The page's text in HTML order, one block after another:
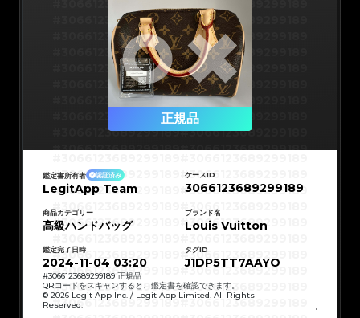
#3066123689299189#3066123689299189
#3066123689299189#3066123689299189
#3066123689299189#3066123689299189
#3066123689299189#3066123689299189
#3066123689299189#3066123689299189
#3066123689299189#3066123689299189
#3066123689299189#3066123689299189
#3066123689299189#3066123689299189
#3066123689299189#3066123689299189
#3066123689299189
#3066123689299189
#3066123689299189
#3066123689299189
#3066123689299189
#3066123689299189
#3066123689299189
#3066123689299189
#3066123689299189
#3066123689299189
#3066123689299189
#3066123689299189
#3066123689299189
#3066123689299189#3066123689299189
#3066123689299189
正規品
#3066123689299189
#3066123689299189
#3066123689299189
#3066123689299189
#3066123689299189
#3066123689299189
#3066123689299189
#3066123689299189
#3066123689299189
#3066123689299189
#3066123689299189
#3066123689299189
#3066123689299189#3066123689299189
#3066123689299189#3066123689299189
鑑定書所有者 認証済み
LegitApp Team
ケースID
3066123689299189
商品カテゴリー
高級ハンドバッグ
ブランド名
Louis Vuitton
鑑定完了日時
2024-11-04 03:20
タグID
J1DP5TT7AAYO
#3066123689299189 正規品
QRコードをスキャンすると、鑑定書を確認できます。
© 2026 Legit App Inc. / Legit App Limited. All Rights
Reserved.